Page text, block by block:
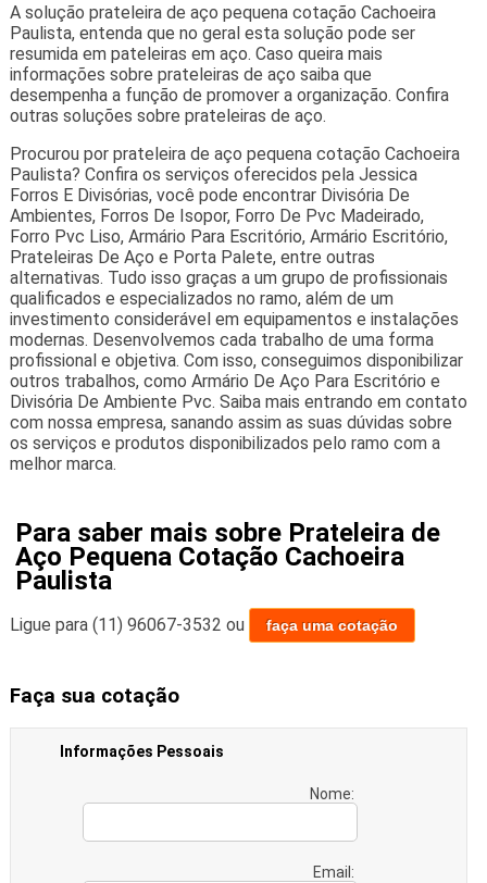
A solução prateleira de aço pequena cotação Cachoeira
Paulista, entenda que no geral esta solução pode ser
resumida em pateleiras em aço. Caso queira mais
informações sobre prateleiras de aço saiba que
desempenha a função de promover a organização. Confira
outras soluções sobre prateleiras de aço.
Procurou por prateleira de aço pequena cotação Cachoeira
Paulista? Confira os serviços oferecidos pela Jessica
Forros E Divisórias, você pode encontrar Divisória De
Ambientes, Forros De Isopor, Forro De Pvc Madeirado,
Forro Pvc Liso, Armário Para Escritório, Armário Escritório,
Prateleiras De Aço e Porta Palete, entre outras
alternativas. Tudo isso graças a um grupo de profissionais
qualificados e especializados no ramo, além de um
investimento considerável em equipamentos e instalações
modernas. Desenvolvemos cada trabalho de uma forma
profissional e objetiva. Com isso, conseguimos disponibilizar
outros trabalhos, como Armário De Aço Para Escritório e
Divisória De Ambiente Pvc. Saiba mais entrando em contato
com nossa empresa, sanando assim as suas dúvidas sobre
os serviços e produtos disponibilizados pelo ramo com a
melhor marca.
Para saber mais sobre Prateleira de
Aço Pequena Cotação Cachoeira
Paulista
Ligue para (11) 96067-3532 ou faça uma cotação
Faça sua cotação
Informações Pessoais
Nome:
Email: